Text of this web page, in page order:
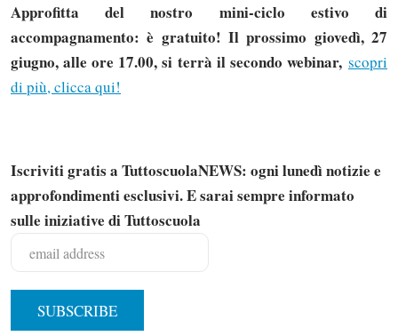
Approfitta del nostro mini-ciclo estivo di
accompagnamento: è gratuito! Il prossimo giovedì, 27
giugno, alle ore 17.00, si terrà il secondo webinar, scopri
di più, clicca qui!
Iscriviti gratis a TuttoscuolaNEWS: ogni lunedì notizie e
approfondimenti esclusivi. E sarai sempre informato
sulle iniziative di Tuttoscuola
commentare!